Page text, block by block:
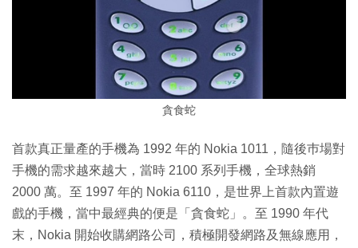
貪食蛇
首款真正量產的手機為 1992 年的 Nokia 1011，隨後巿場對
手機的需求越來越大，當時 2100 系列手機，全球熱銷
2000 萬。至 1997 年的 Nokia 6110，是世界上首款內置遊
戲的手機，當中最經典的便是「貪食蛇」。至 1990 年代
末，Nokia 開始收購網路公司，積極開發網路及無線應用，